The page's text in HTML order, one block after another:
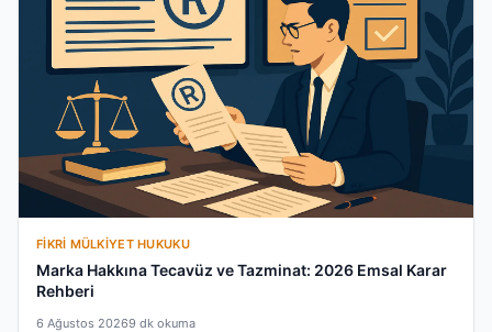
FIKRI MÜLKIYET HUKUKU
Marka Hakkına Tecavüz ve Tazminat: 2026 Emsal Karar
Rehberi
6 Ağustos 20269 dk okuma